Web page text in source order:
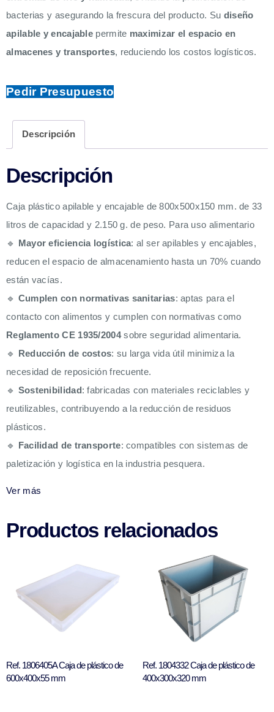
bacterias y asegurando la frescura del producto. Su diseño
apilable y encajable permite maximizar el espacio en
almacenes y transportes, reduciendo los costos logísticos.
Pedir Presupuesto
Descripción
Descripción
Caja plástico apilable y encajable de 800x500x150 mm. de 33
litros de capacidad y 2.150 g. de peso. Para uso alimentario
🔹 Mayor eficiencia logística: al ser apilables y encajables,
reducen el espacio de almacenamiento hasta un 70% cuando
están vacías.
🔹 Cumplen con normativas sanitarias: aptas para el
contacto con alimentos y cumplen con normativas como
Reglamento CE 1935/2004sobre seguridad alimentaria.
🔹 Reducción de costos: su larga vida útil minimiza la
necesidad de reposición frecuente.
🔹 Sostenibilidad: fabricadas con materiales reciclables y
reutilizables, contribuyendo a la reducción de residuos
plásticos.
🔹 Facilidad de transporte: compatibles con sistemas de
paletización y logística en la industria pesquera.
Ver más
Productos relacionados
Ref. 1806405A Caja de plástico de
600x400x55 mm
Ref. 1804332 Caja de plástico de
400x300x320 mm